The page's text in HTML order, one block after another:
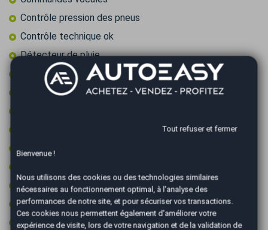
Contrôle pression des pneus
Contrôle technique ok
Détecteur de pluie
Feux de circulation diurne
Feux LED
GPS tactile
Ordinateur de bord
Peinture integrale
Prise 12v
Tout refuser et fermer
Bienvenue !
Nous utilisons des cookies ou des technologies similaires
nécessaires au fonctionnement optimal, à l'analyse des
performances de notre site, et pour sécuriser vos transactions.
Ces cookies nous permettent également d'améliorer votre
expérience de visite, lors de votre navigation et de la validation de